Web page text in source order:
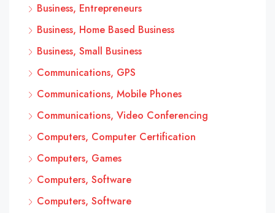
Business, Entrepreneurs
Business, Home Based Business
Business, Small Business
Communications, GPS
Communications, Mobile Phones
Communications, Video Conferencing
Computers, Computer Certification
Computers, Games
Computers, Software
Computers, Software